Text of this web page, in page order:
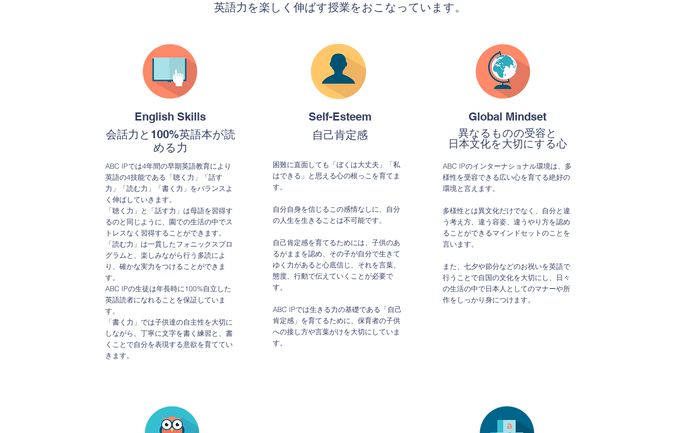
英語力を楽しく伸ばす授業をおこなっています。
Self-Esteem
自己重要感
「どんな自分も存在すること自体に価値
がある」と実感できることが「自己肯定
としている、人が生きるためのエネルギ
ーです。主に0歳から6歳までの未就学時
に形成されると言われています。「自己
肯定感」を育てるためには、どんな時も
あなたの味方であり、無条件に愛してい
る、というメッセージを子供に届けま
す。その為、親や育成者の接し方・言葉
がけが重要になってきます。ABC IPでは
たっぷりの「自己肯定感」をベースに、
自分はこんなことができるんだ！という
「有能感」を加えた「自己重要感」を育
み、心の折れないしっかり根の張った元
気な心を育てることを大切に考えていま
す。
Creativity
多角的に考える力・問題解決力
子供ならではのおもしろい発想を大切に
く、自分で方法を考え出すことができる
力を評価します。固定概念を捨て、見る
もの全てが真実ではないかも知れないと
色々な角度から考えて問題解決の糸口を
見つけ出す力を養っていきます。
Global Mindset
日本文化を大切にする心
ABC IPのインターナショナル環境は、多
様性を受容できる広い心を育てる絶好の
環境と言えます。
多様性とは異文化だけでなく、自分と違
う考え方、違う容姿、違うやり方を認め
ることができるマインドセットのことを
言います。
また、七夕や節分などのお祝いを英語で
行うことで自国の文化を大切にし、日々
の生活の中で日本人としてのマナーや所
作をしっかり身につけます。
会話力と100%英語本が
読める力
とにかく楽しい！
英語力を楽しく伸ばす授業をおこなっています。
English Skills
会話力と100%英語本が読
める力
ABC IPでは4年間の早期英語教育により
英語の4技能である「聴く力」「話す
力」「読む力」「書く力」をバランスよ
く伸ばしていきます。
「聴く力」と「話す力」は母語を習得す
るのと同じように、園での生活の中でス
トレスなく習得することができます。
「読む力」は一貫したフォニックスプロ
グラムと、楽しみながら行う多読によ
り、確かな実力をつけることができま
す。
ABC IPの生徒は年長時に100%自立した
英語読者になれることを保証していま
す。
「書く力」では子供達の自主性を大切に
しながら、丁寧に文字を書く練習と、書
くことで自分を表現する意欲を育ててい
きます。
Self-Esteem
自己肯定感
困難に直面しても「ぼくは大丈夫」「私
はできる」と思える心の根っこを育てま
す。
自分自身を信じるこの感情なしに、自分
の人生を生きることは不可能です。
自己肯定感を育てるためには、子供のあ
るがままを認め、その子が自分で生きて
ゆく力があると心底信じ、それを言葉、
態度、行動で伝えていくことが必要で
す。
ABC IPでは生きる力の基礎である「自己
肯定感」を育てるために、保育者の子供
への接し方や言葉がけを大切にしていま
す。
Global Mindset
異なるものの受容と
日本文化を大切にする心
ABC IPのインターナショナル環境は、多
様性を受容できる広い心を育てる絶好の
環境と言えます。
多様性とは異文化だけでなく、自分と違
う考え方、違う容姿、違うやり方を認め
ることができるマインドセットのことを
言います。
また、七夕や節分などのお祝いを英語で
行うことで自国の文化を大切にし、日々
の生活の中で日本人としてのマナーや所
作をしっかり身につけます。